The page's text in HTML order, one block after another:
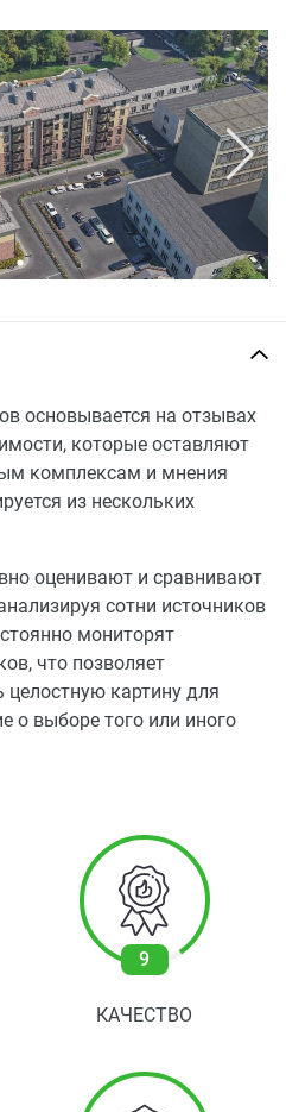
керамической плитки
из гранита и
основывается на отзывах
которые оставляют
комплексам и мнения
из нескольких
оценивают и сравнивают
сотни источников
мониторят
что позволяет
картину для
о выборе того или иного
9
КАЧЕСТВО